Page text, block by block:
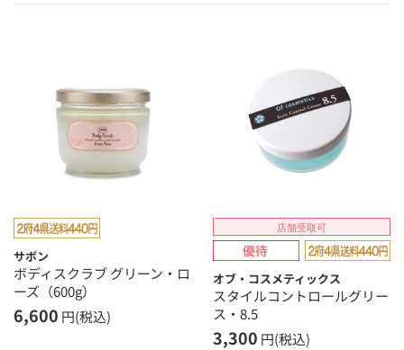
サボン
ボディスクラブ グリーン・ロ
ーズ（600g）
6,600 円(税込)
店舗受取可
オブ・コスメティックス
スタイルコントロールグリー
ス・8.5
3,300 円(税込)